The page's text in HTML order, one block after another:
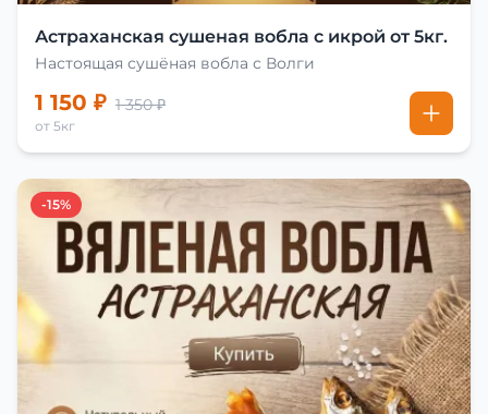
Астраханская сушеная вобла с икрой от 5кг.
Настоящая сушёная вобла с Волги
1 150 ₽ 1 350 ₽
от 5кг
-15%